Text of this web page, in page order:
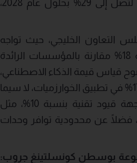
أن تتضاعف القيمة التي تحققها هذه المبادرات بنسبة من 17% حالياً لتصل إلى 29% بحلول عام 2028،
التعاون الخليجي، حيث تواجه
المؤسسات المُتأخرة في تبنّي الذكاء الاصطناعي احتمالية أعلى بنسبة 18% مقارنة بالمؤسسات الرائدة
قياس قيمة الذكاء الاصطناعي،
أو غياب التزام القيادات. كما تواجه هذه المؤسسات تحديات أكبر بنسبة 17% في تطبيق الخوارزميات، لا سيما
فيما يتعلق بجودة البيانات ومحدودية الوصول اليها، إضافة إلى مواجهة قيود تقنية بنسبة 10%، مثل
فضلًا عن محدودية توافر وحدات
بوسطن كونسلتينغ جروب: